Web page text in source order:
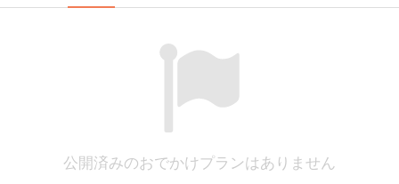
公開済みのおでかけプランはありません